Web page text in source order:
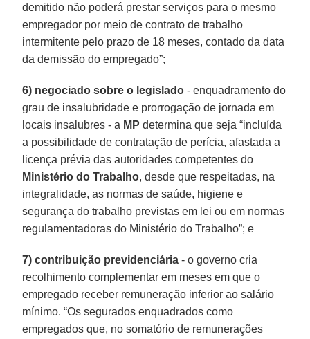
demitido não poderá prestar serviços para o mesmo
empregador por meio de contrato de trabalho
intermitente pelo prazo de 18 meses, contado da data
da demissão do empregado”;
6) negociado sobre o legislado - enquadramento do
grau de insalubridade e prorrogação de jornada em
locais insalubres - a MP determina que seja “incluída
a possibilidade de contratação de perícia, afastada a
licença prévia das autoridades competentes do
Ministério do Trabalho, desde que respeitadas, na
integralidade, as normas de saúde, higiene e
segurança do trabalho previstas em lei ou em normas
regulamentadoras do Ministério do Trabalho”; e
7) contribuição previdenciária - o governo cria
recolhimento complementar em meses em que o
empregado receber remuneração inferior ao salário
mínimo. “Os segurados enquadrados como
empregados que, no somatório de remunerações